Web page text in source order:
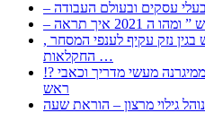
איך תראה
, התעשייה , פיצויי מס רכוש בגין נזק עקיף לענפי המסחר
החקלאות …
!? איך להפרד מהמיגרנה לשחרור ממיגרנה מעשי מדריך וכאבי
ראש
נוהל גילוי מרצון – הוראת שעה